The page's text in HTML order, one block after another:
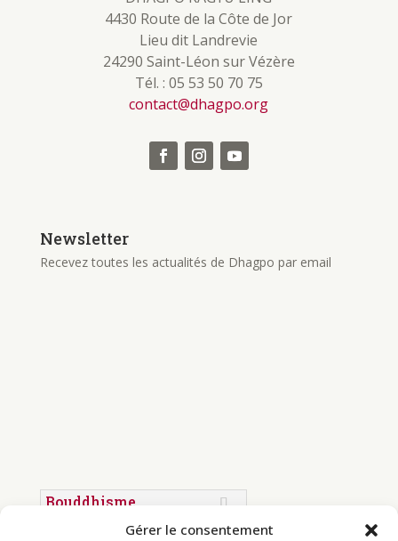
Gérer le consentement
4430 Route de la Côte de Jor
Lieu dit Landrevie
24290 Saint-Léon sur Vézère
Tél. : 05 53 50 70 75
contact@dhagpo.org
Newsletter
Recevez toutes les actualités de Dhagpo par email
Bouddhisme
Programme